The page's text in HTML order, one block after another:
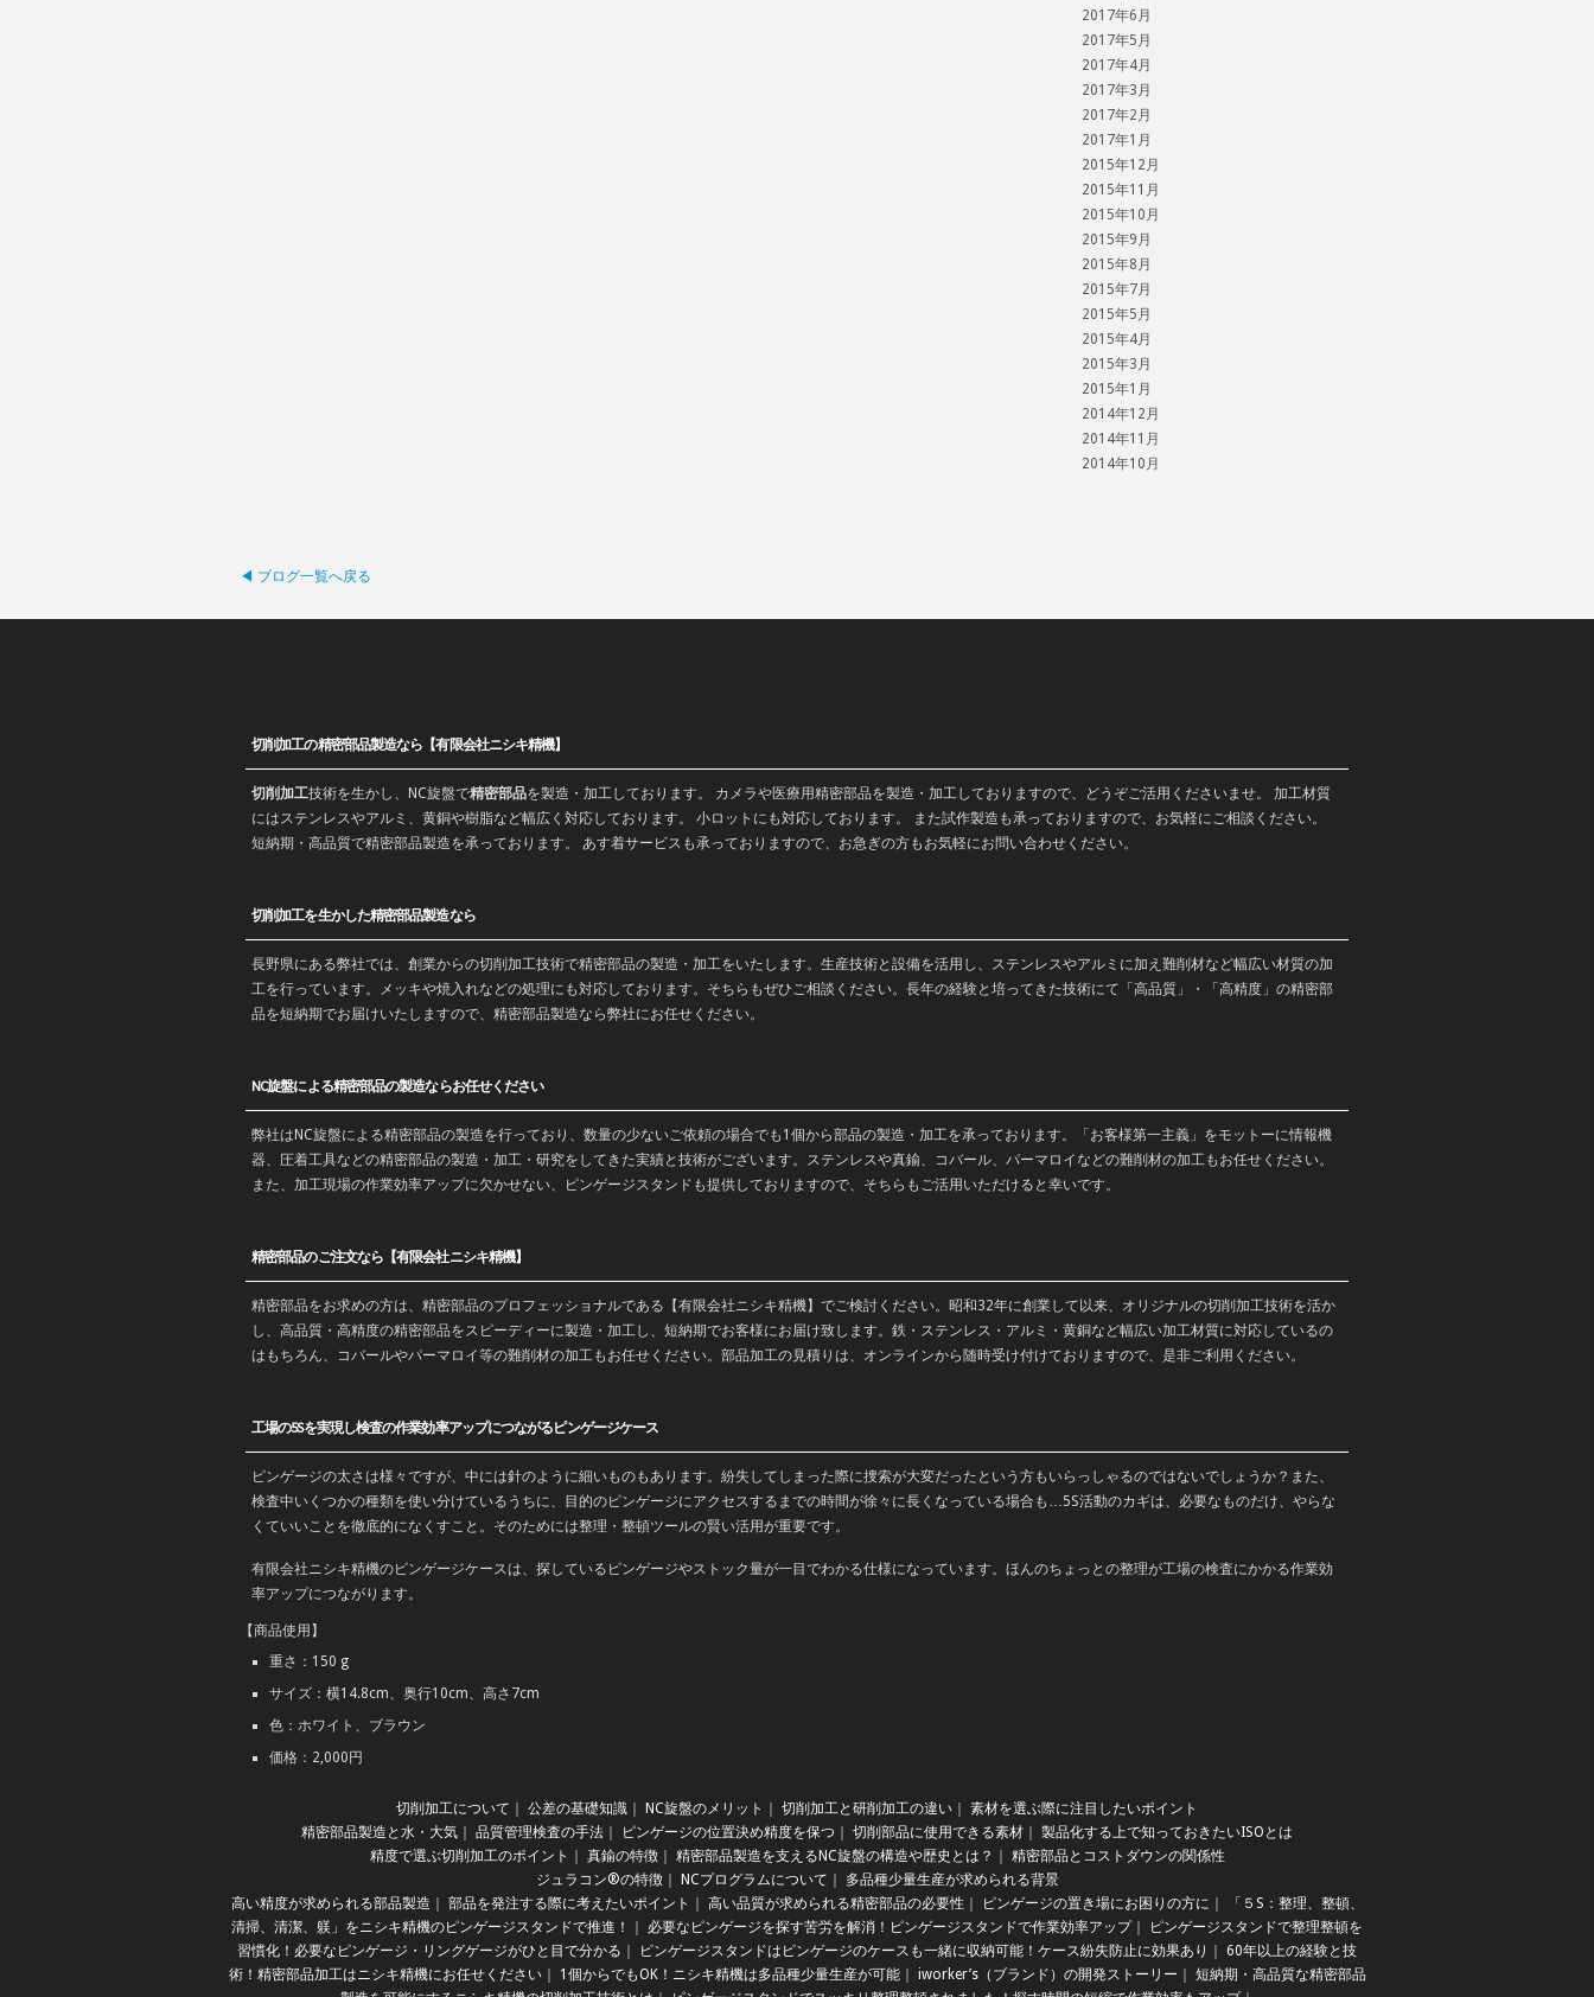
2017年6月
2017年5月
2017年4月
2017年3月
2017年2月
2017年1月
2015年12月
2015年11月
2015年10月
2015年9月
2015年8月
2015年7月
2015年5月
2015年4月
2015年3月
2015年1月
2014年12月
2014年11月
2014年10月
◀ ブログ一覧へ戻る
切削加工の精密部品製造なら【有限会社ニシキ精機】
切削加工技術を生かし、 NC旋盤で精密部品を製造 ・加工しております。 カメラや医療用精密部品を製造・加工しておりますので、どうぞご活用くださいませ。 加工材質
にはステンレスやアルミ、黄銅や樹脂など幅広く対応しております。 小ロットにも対応しております。 また試作製造 も承っておりますので、お気軽にご相談ください。
短納期・高品質で精密部品製造を承っております。 あす着サービスも承っておりますので、お急ぎの方もお気軽にお問い合わせください。
切削加工を生かした精密部品製造なら
長野県にある弊社では、創業からの切削加工技術で精密部品の製造・ 加工をいたします。生産技術と設備を活用し、ステンレスやアルミに加え難削材など幅広い材質の加
工を行っています。メッキや焼入れなどの処理にも対応しております。そちらもぜひご相談ください。長年の経験と培ってきた技術にて「高品質」・「高精度」の精密部
品を短納期でお届けいたしますので、精密部品製造なら弊社にお任せください。
NC旋盤による精密部品の製造ならお任せください
弊社はNC旋盤による精密部品の製造を行っており、数量の少ないご依頼の場合でも1個から部品の製造・加工を承っております。「お客様第一主義」をモットーに情報機
器、圧着工具などの精密部品の製造・ 加工 ・ 研究をしてきた実績と技術がございます。 ステンレスや真鍮、コバール、パーマロイなどの難削材の加工もお任せください。
また、加工現場の作業効率アップに欠かせない、ピンゲージスタンドも提供しておりますので、そちらもご活用いただけると幸いです。
精密部品のご注文なら【有限会社ニシキ精機】
精密部品をお求めの方は、精密部品のプロフェッショナルである【有限会社ニシキ精機】でご検討ください。昭和32年に創業して以来、オリジナルの切削加工技術を活か
し、高品質・高精度の精密部品をスピーディーに製造・加工し、短納期でお客様にお届け致します。鉄・ステンレス・アルミ・黄銅など幅広い加工材質に対応しているの
はもちろん、コバールやパーマロイ等の難削材の加工もお任せください。部品加工の見積りは、オンラインから随時受け付けておりますので、是非ご利用ください。
工場の5Sを実現し検査の作業効率アップにつながるピンゲージケース
ピンゲージの太さは様々ですが、中には針のように細いものもあります。紛失してしまった際に捜索が大変だったという方もいらっしゃるのではないでしょうか？また、
検査中いくつかの種類を使い分けているうちに、目的のピンゲージにアクセスするまでの時間が徐々に長くなっている場合も…5S活動のカギは、必要なものだけ、やらな
くていいことを徹底的になくすこと。そのためには整理・整頓ツールの賢い活用が重要です。
有限会社ニシキ精機のピンゲージケースは、探しているピンゲージやストック量が一目でわかる仕様になっています。ほんのちょっとの整理が工場の検査にかかる作業効
率アップにつながります。
【商品使用】
重さ：150 g
サイズ：横14.8cm、奥行10cm、高さ7cm
色：ホワイト、ブラウン
価格：2,000円
切削加工について 公差の基礎知識 NC旋盤のメリット 切削加工と研削加工の違い
素材を選ぶ際に注目したいポイント
精密部品製造と水・大気
品質管理検査の手法 ピンゲージの位置決め精度を保つ 切削部品に使用できる素材
製品化する上で知っておきたいISOとは
精度で選ぶ切削加工のポイント
真鍮の特徴｜ 精密部品製造を支えるNC旋盤の構造や歴史とは？
精密部品とコストダウンの関係性
ジュラコン®の特徴｜ NCプログラムについて
多品種少量生産が求められる背景
高い精度が求められる部品製造
部品を発注する際に考えたいポイント 高い品質が求められる精密部品の必要性 ピンゲージの置き場にお困りの方に
「５S：整理、整頓、
清掃、清潔、躾」をニシキ精機のピンゲージスタンドで推進！
必要なピンゲージを探す苦労を解消！ピンゲージスタンドで作業効率アップ｜
ピンゲージスタンドで整理整頓を
習慣化！必要なピンゲージ・リングゲージがひと目で分かる
ピンゲージスタンドはピンゲージのケースも一緒に収納可能！ケース紛失防止に効果あり
60年以上の経験と技
術！精密部品加工はニシキ精機にお任せください｜ 1個からでもOK！ニシキ精機は多品種少量生産が可能｜ iworker’s（ブランド）の開発ストーリー
短納期・高品質な精密部品